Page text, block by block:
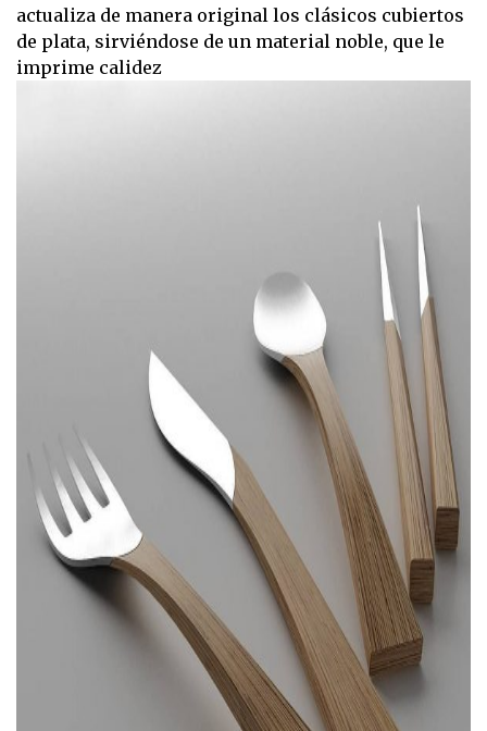
actualiza de manera original los clásicos cubiertos
de plata, sirviéndose de un material noble, que le
imprime calidez